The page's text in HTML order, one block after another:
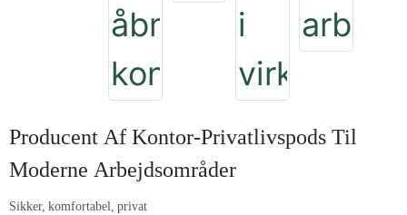
Producent Af Kontor-Privatlivspods Til
Moderne Arbejdsområder
Sikker, komfortabel, privat